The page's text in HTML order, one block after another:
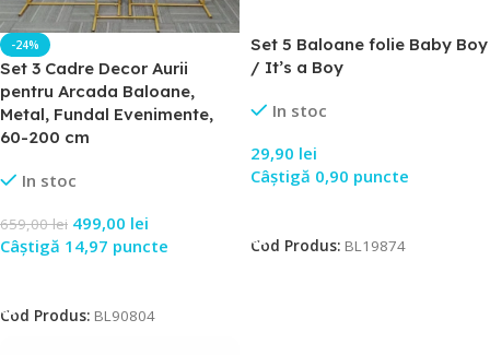
-24%
Set 3 Cadre Decor Aurii
pentru Arcada Baloane,
Metal, Fundal Evenimente,
60-200 cm
In stoc
659,00lei 499,00 lei
Câștigă 14,97 puncte
Cod Produs: BL90804
Set 5 Baloane folie Baby Boy
/ It’s a Boy
In stoc
29,90 lei
Câștigă 0,90 puncte
Cod Produs: BL19874